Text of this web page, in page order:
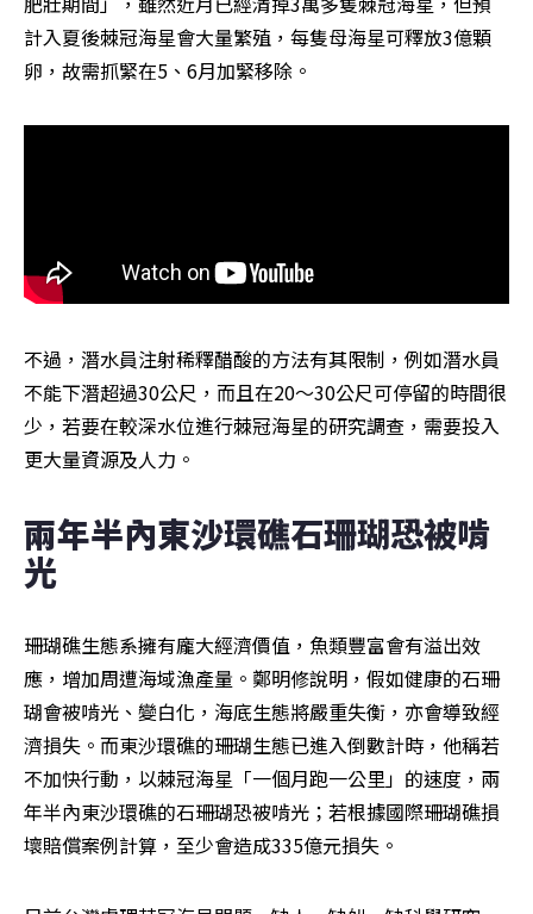
計入夏後棘冠海星會大量繁殖，每隻母海星可釋放3億顆
卵，故需抓緊在5、6月加緊移除。
不過，潛水員注射稀釋醋酸的方法有其限制，例如潛水員
不能下潛超過30公尺，而且在20～30公尺可停留的時間很
少，若要在較深水位進行棘冠海星的研究調查，需要投入
更大量資源及人力。
兩年半內東沙環礁石珊瑚恐被啃
光
珊瑚礁生態系擁有龐大經濟價值，魚類豐富會有溢出效
應，增加周遭海域漁產量。鄭明修說明，假如健康的石珊
瑚會被啃光、變白化，海底生態將嚴重失衡，亦會導致經
濟損失。而東沙環礁的珊瑚生態已進入倒數計時，他稱若
不加快行動，以棘冠海星「一個月跑一公里」的速度，兩
年半內東沙環礁的石珊瑚恐被啃光；若根據國際珊瑚礁損
壞賠償案例計算，至少會造成335億元損失。